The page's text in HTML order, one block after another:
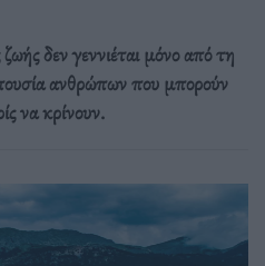
δεν γεννιέται μόνο από τη
ανθρώπων που μπορούν
να κρίνουν.